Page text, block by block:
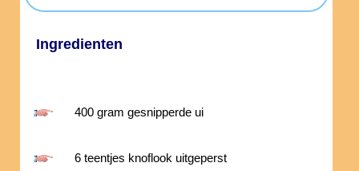
Ingredienten
400 gram gesnipperde ui
6 teentjes knoflook uitgeperst